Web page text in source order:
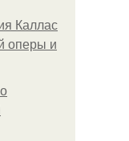
Каллас
оперы и